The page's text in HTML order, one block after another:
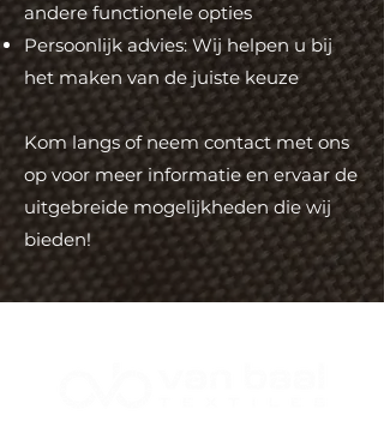
andere functionele opties
Persoonlijk advies: Wij helpen u bij
het maken van de juiste keuze
Kom langs of neem contact met ons
op voor meer informatie en ervaar de
uitgebreide mogelijkheden die wij
bieden!